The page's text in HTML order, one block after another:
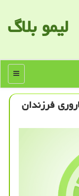
لیمو بلاگ
منو
فرزندان